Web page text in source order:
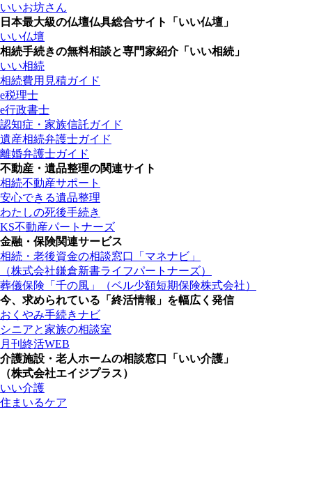
いいお坊さん
日本最大級の仏壇仏具総合サイト「いい仏壇」
いい仏壇
相続手続きの無料相談と専門家紹介「いい相続」
いい相続
相続費用見積ガイド
e税理士
e行政書士
認知症・家族信託ガイド
遺産相続弁護士ガイド
離婚弁護士ガイド
不動産・遺品整理の関連サイト
相続不動産サポート
安心できる遺品整理
わたしの死後手続き
KS不動産パートナーズ
金融・保険関連サービス
相続・老後資金の相談窓口「マネナビ」
（株式会社鎌倉新書ライフパートナーズ）
葬儀保険「千の風」（ベル少額短期保険株式会社）
今、求められている「終活情報」を幅広く発信
おくやみ手続きナビ
シニアと家族の相談室
月刊終活WEB
介護施設・老人ホームの相談窓口「いい介護」
（株式会社エイジプラス）
いい介護
住まいるケア